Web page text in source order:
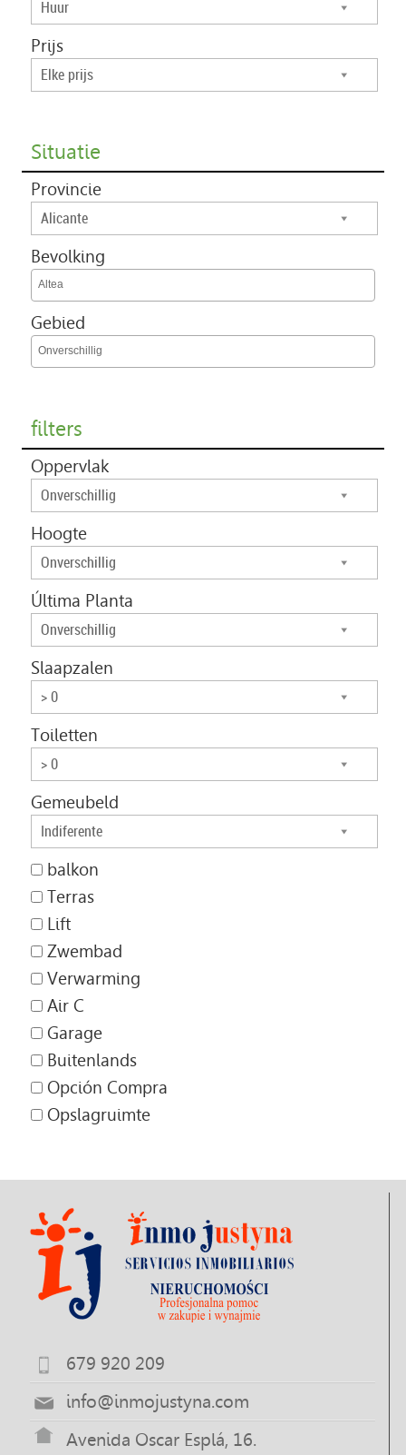
Huur
Prijs
Elke prijs
Situatie
Provincie
Alicante
Bevolking
Altea
Gebied
Onverschillig
filters
Oppervlak
Onverschillig
Hoogte
Onverschillig
Última Planta
Onverschillig
Slaapzalen
> 0
Toiletten
> 0
Gemeubeld
Indiferente
balkon
Terras
Lift
Zwembad
Verwarming
Air C
Garage
Buitenlands
Opción Compra
Opslagruimte
679 920 209
info@inmojustyna.com
Avenida Oscar Esplá, 16.